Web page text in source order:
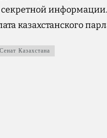
казахстанского
Сенат Казахстана